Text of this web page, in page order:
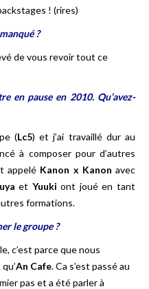
! (rires)
?
de vous revoir tout ce
en pause en 2010. Qu’avez-
(Lc5) et j’ai travaillé dur au
à composer pour d’autres
appelé Kanon x Kanon avec
et Yuuki ont joué en tant
formations.
le groupe ?
c’est parce que nous
An Cafe. Ca s’est passé au
pas et a été parler à